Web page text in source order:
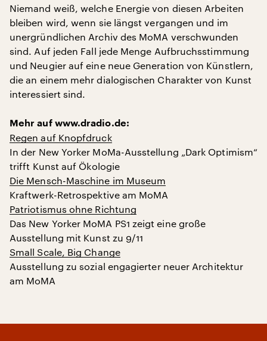
Niemand weiß, welche Energie von diesen Arbeiten
bleiben wird, wenn sie längst vergangen und im
unergründlichen Archiv des MoMA verschwunden
sind. Auf jeden Fall jede Menge Aufbruchsstimmung
und Neugier auf eine neue Generation von Künstlern,
die an einem mehr dialogischen Charakter von Kunst
interessiert sind.
Mehr auf www.dradio.de:
Regen auf Knopfdruck
In der New Yorker MoMa-Ausstellung „Dark Optimism“
trifft Kunst auf Ökologie
Die Mensch-Maschine im Museum
Kraftwerk-Retrospektive am MoMA
Patriotismus ohne Richtung
Das New Yorker MoMA PS1 zeigt eine große
Ausstellung mit Kunst zu 9/11
Small Scale, Big Change
Ausstellung zu sozial engagierter neuer Architektur
am MoMA